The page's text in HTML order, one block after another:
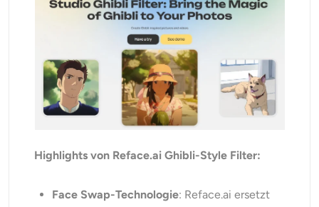
Highlights von Reface.ai Ghibli-Style Filter:
Face Swap-Technologie: Reface.ai ersetzt